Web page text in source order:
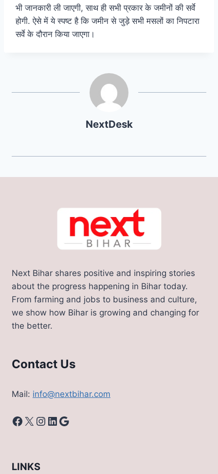
भी जानकारी ली जाएगी, साथ ही सभी प्रकार के जमीनों की सर्वे
होगी. ऐसे में ये स्पष्ट है कि जमीन से जुड़े सभी मसलों का निपटारा
सर्वे के दौरान किया जाएगा।
NextDesk
Next Bihar shares positive and inspiring stories
about the progress happening in Bihar today.
From farming and jobs to business and culture,
we show how Bihar is growing and changing for
the better.
Contact Us
Mail: info@nextbihar.com
Facebook
X Instagram
LinkedIn
Google
LINKS